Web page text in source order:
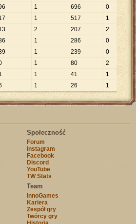
1 696
0
1 517 1
2 207 2
1 286
0
1 239
0
1 80 2
1 41 1
41
1 26 1 26
Społeczność
Forum
Instagram
Facebook
Discord
YouTube
TW Stats
Team
InnoGames
Kariera
Zespół gry
Twórcy gry